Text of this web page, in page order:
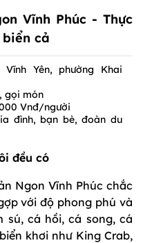
Vĩnh Phúc - Thực
cả
Yên, phường Khai
gọi món
Vnđ/người
đình, bạn bè, đoàn du
đều có
Ngon Vĩnh Phúc chắc
với độ phong phú và
sú, cá hồi, cá song, cá
khơi như King Crab,